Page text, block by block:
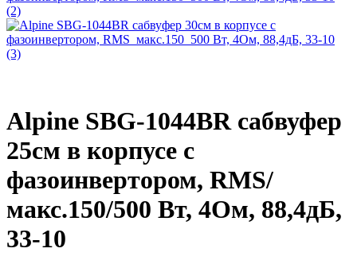
Alpine SBG-1044BR сабвуфер
25см в корпусе с
фазоинвертором, RMS/
макс.150/500 Вт, 4Ом, 88,4дБ,
33-10